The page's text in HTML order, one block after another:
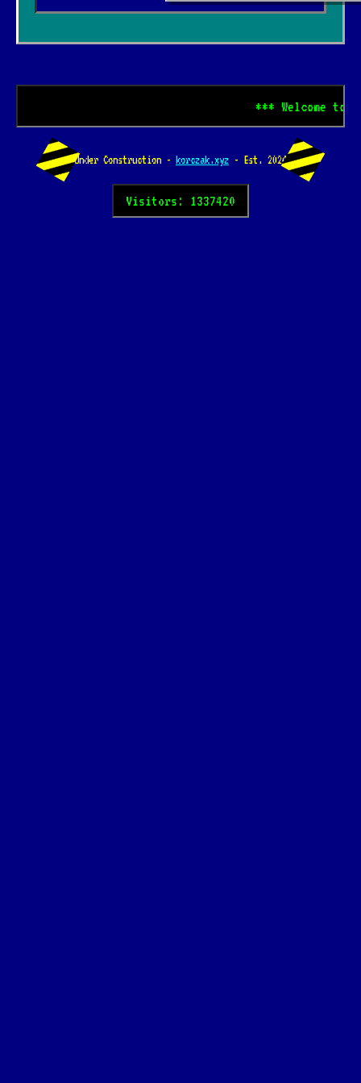
*** Welcome to
Under Construction - korczak.xyz - Est. 2024
Visitors: 1337420